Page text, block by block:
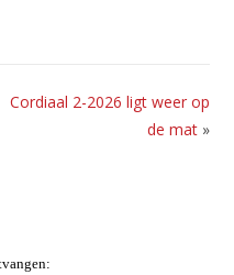
Cordiaal 2-2026 ligt weer op
de mat»